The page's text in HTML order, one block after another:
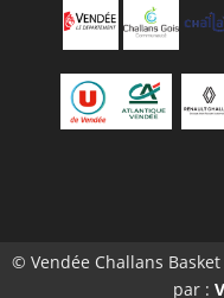
© Vendée Challans Basket
par :